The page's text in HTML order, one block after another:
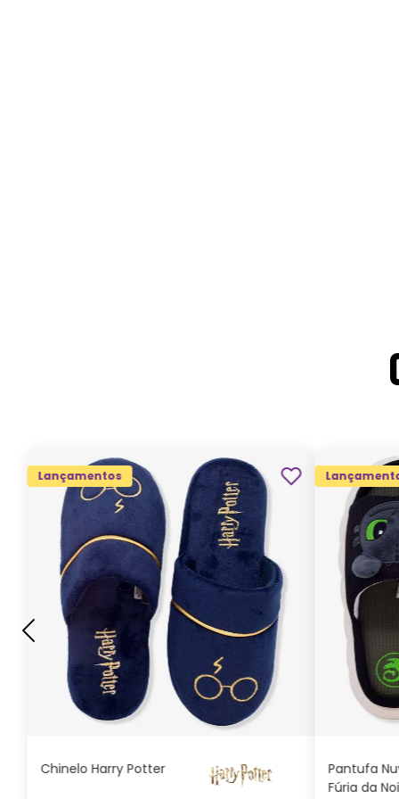
Lançamentos
Chinelo Harry Potter
G GG M P
ADICIONAR AO
CARRINHO
Pantufa
Fúria da